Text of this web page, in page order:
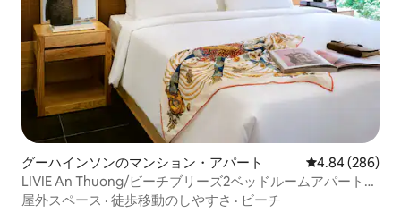
グーハインソンのマンション・アパート レビュー286
4.84 (286)
LIVIE An Thuong/ビーチブリーズ2ベッドルームアパートメ
ント
屋外スペース · 徒歩移動のしやすさ · ビーチ